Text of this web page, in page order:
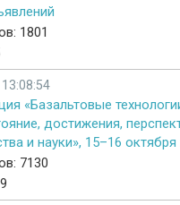
1801
«Базальтовые
достижения,
и науки», 15–16 октября
7130